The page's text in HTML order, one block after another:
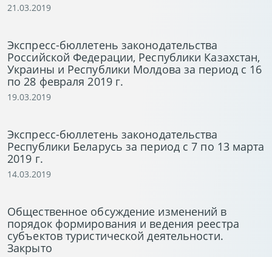
21.03.2019
Экспресс-бюллетень законодательства
Российской Федерации, Республики Казахстан,
Украины и Республики Молдова за период с 16
по 28 февраля 2019 г.
19.03.2019
Экспресс-бюллетень законодательства
Республики Беларусь за период с 7 по 13 марта
2019 г.
14.03.2019
Общественное обсуждение изменений в
порядок формирования и ведения реестра
субъектов туристической деятельности.
Закрыто